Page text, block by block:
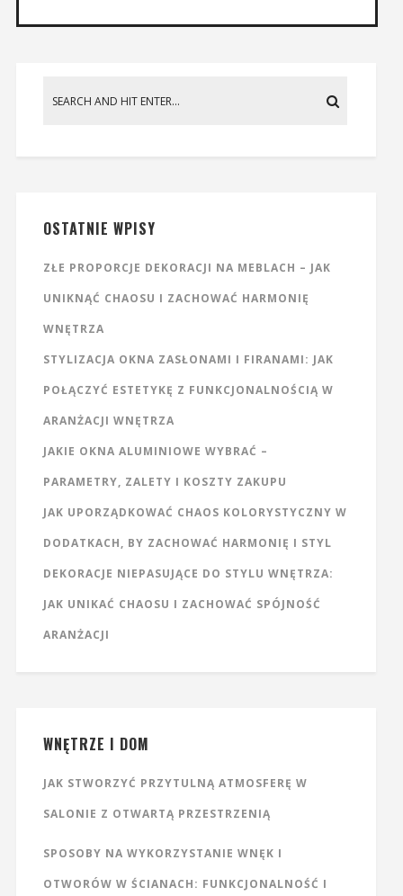
OSTATNIE WPISY
ZŁE PROPORCJE DEKORACJI NA MEBLACH – JAK
UNIKNĄĆ CHAOSU I ZACHOWAĆ HARMONIĘ
WNĘTRZA
STYLIZACJA OKNA ZASŁONAMI I FIRANAMI: JAK
POŁĄCZYĆ ESTETYKĘ Z FUNKCJONALNOŚCIĄ W
ARANŻACJI WNĘTRZA
JAKIE OKNA ALUMINIOWE WYBRAĆ –
PARAMETRY, ZALETY I KOSZTY ZAKUPU
JAK UPORZĄDKOWAĆ CHAOS KOLORYSTYCZNY W
DODATKACH, BY ZACHOWAĆ HARMONIĘ I STYL
DEKORACJE NIEPASUJĄCE DO STYLU WNĘTRZA:
JAK UNIKAĆ CHAOSU I ZACHOWAĆ SPÓJNOŚĆ
ARANŻACJI
WNĘTRZE I DOM
JAK STWORZYĆ PRZYTULNĄ ATMOSFERĘ W
SALONIE Z OTWARTĄ PRZESTRZENIĄ
SPOSOBY NA WYKORZYSTANIE WNĘK I
OTWORÓW W ŚCIANACH: FUNKCJONALNOŚĆ I